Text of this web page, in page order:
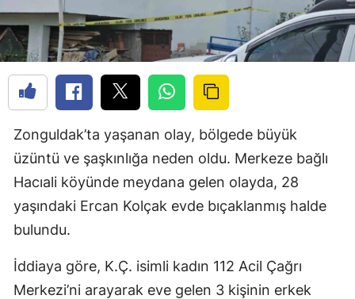
Zonguldak’ta yaşanan olay, bölgede büyük
üzüntü ve şaşkınlığa neden oldu. Merkeze bağlı
Hacıali köyünde meydana gelen olayda, 28
yaşındaki Ercan Kolçak evde bıçaklanmış halde
bulundu.
İddiaya göre, K.Ç. isimli kadın 112 Acil Çağrı
Merkezi’ni arayarak eve gelen 3 kişinin erkek